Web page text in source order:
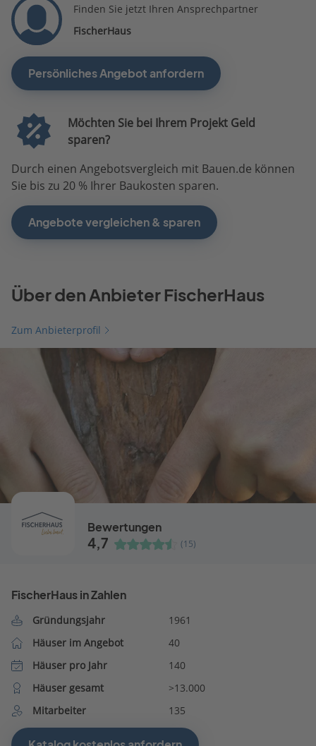
Finden Sie jetzt Ihren Ansprechpartner
FischerHaus
Persönliches Angebot anfordern
Möchten Sie bei Ihrem Projekt Geld
sparen?
Durch einen Angebotsvergleich mit Bauen.de können
Sie bis zu 20 % Ihrer Baukosten sparen.
Angebote vergleichen & sparen
Über den Anbieter FischerHaus
Zum Anbieterprofil
Bewertungen
4,7 (15)
FischerHaus in Zahlen
Gründungsjahr
1961
Häuser im Angebot
40
Häuser pro Jahr
140
Häuser gesamt
>13.000
Mitarbeiter
135